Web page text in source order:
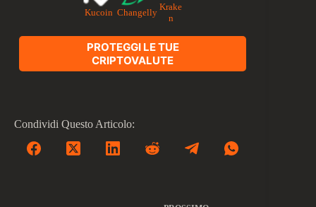
Kucoin Changelly
Krake
n
PROTEGGI LE TUE
CRIPTOVALUTE
Condividi Questo Articolo: